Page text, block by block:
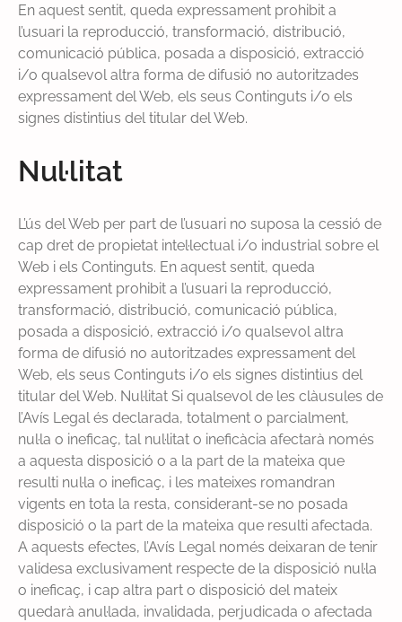
En aquest sentit, queda expressament prohibit a
l’usuari la reproducció, transformació, distribució,
comunicació pública, posada a disposició, extracció
i/o qualsevol altra forma de difusió no autoritzades
expressament del Web, els seus Continguts i/o els
signes distintius del titular del Web.
Nul·litat
L’ús del Web per part de l’usuari no suposa la cessió de
cap dret de propietat intel·lectual i/o industrial sobre el
Web i els Continguts. En aquest sentit, queda
expressament prohibit a l’usuari la reproducció,
transformació, distribució, comunicació pública,
posada a disposició, extracció i/o qualsevol altra
forma de difusió no autoritzades expressament del
Web, els seus Continguts i/o els signes distintius del
titular del Web. Nul·litat Si qualsevol de les clàusules de
l’Avís Legal és declarada, totalment o parcialment,
nul·la o ineficaç, tal nul·litat o ineficàcia afectarà només
a aquesta disposició o a la part de la mateixa que
resulti nul·la o ineficaç, i les mateixes romandran
vigents en tota la resta, considerant-se no posada
disposició o la part de la mateixa que resulti afectada.
A aquests efectes, l’Avís Legal només deixaran de tenir
validesa exclusivament respecte de la disposició nul·la
o ineficaç, i cap altra part o disposició del mateix
quedarà anul·lada, invalidada, perjudicada o afectada